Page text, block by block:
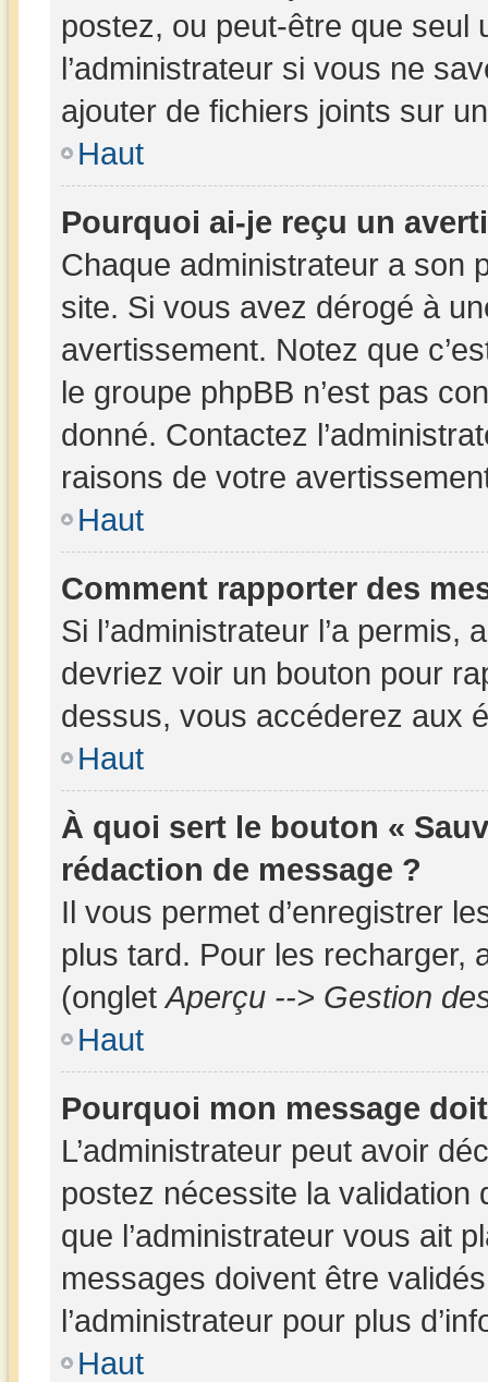
postez, ou peut-être que seul
l’administrateur si vous ne
ajouter de fichiers joints sur
Haut
Pourquoi ai-je reçu un
Chaque administrateur a son
site. Si vous avez dérogé à
avertissement. Notez que
le groupe phpBB n’est pas
donné. Contactez
raisons de votre
Haut
Comment rapporter des
Si l’administrateur l’a
devriez voir un bouton pour
dessus, vous accéderez aux
Haut
À quoi sert le bouton «
rédaction de message ?
Il vous permet d’enregistrer
plus tard. Pour les recharger,
(ongletAperçu --> Gestion
Haut
Pourquoi mon message
L’administrateur peut avoir
postez nécessite la
que l’administrateur vous ait
messages doivent être
l’administrateur pour plus
Haut